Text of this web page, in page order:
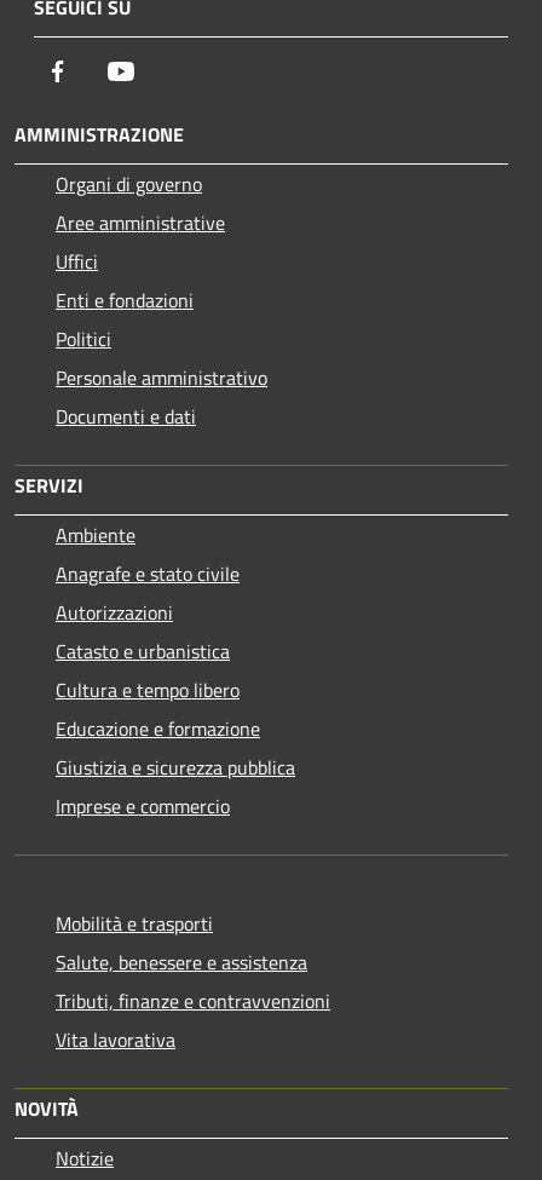
SEGUICI SU
Facebook
AMMINISTRAZIONE
Organi di governo
Aree amministrative
Uffici
Enti e fondazioni
Politici
Personale amministrativo
Documenti e dati
SERVIZI
Ambiente
Anagrafe e stato civile
Autorizzazioni
Catasto e urbanistica
Cultura e tempo libero
Educazione e formazione
Giustizia e sicurezza pubblica
Imprese e commercio
Mobilità e trasporti
Salute, benessere e assistenza
Tributi, finanze e contravvenzioni
Vita lavorativa
NOVITÀ
Notizie